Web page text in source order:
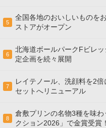
5
全国各地のおいしいものを
ストアがオープン
6
北海道ボールパークFビレ
定企画を続々展開
7
レイテノール、洗顔料を2
セットへリニューアル
8
倉敷プリンの名物3種を味
クション2026」で金賞受賞！